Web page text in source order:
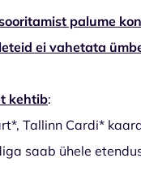
palume
ei vahetata
kehtib:
Tallinn Cardi*
saab ühele